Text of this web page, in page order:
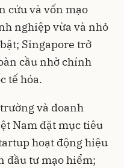
cứu và vốn mạo
nghiệp vừa và nhỏ
Singapore trở
cầu nhờ chính
tế hóa.
và doanh
Nam đặt mục tiêu
hoạt động hiệu
đầu tư mạo hiểm;